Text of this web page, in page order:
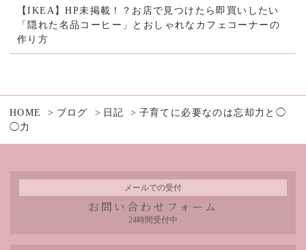
【IKEA】HP未掲載！？お店で見つけたら即買いしたい
「隠れた名品コーヒー」とおしゃれなカフェコーナーの
作り方
HOME ブログ 日記
子育てに必要なのは忘却力と◯
◯力
メールでの受付
お問い合わせフォーム
24時間受付中